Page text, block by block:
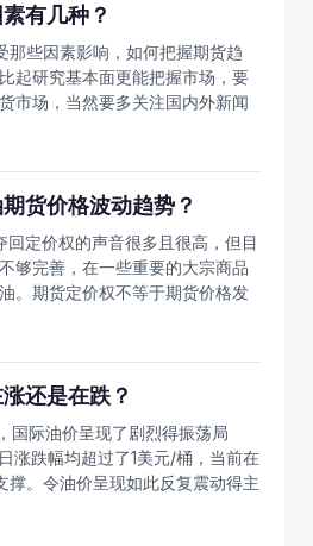
空几种因素有机综合的产物，要
含的风险和收益是一个可能性，
止损的原因。四、期货价格变动
容易辨别和把握。中期变动主要
决定的多空优势与劣势及市场上
因素稳定一些。短期趋势主要取
有几种？
那些因素影响，如何把握期货趋
起研究基本面更能把握市场，要
市场，当然要多关注国内外新闻
脱离基本面，但同时也要兼顾其
上的局限性，面对同样的原油期
都不同。要学会放弃，错过一次
有追高嫌疑，那你就耐心的等待
过机会，就陷入频繁交易的误
资方法，完善自己的期货交易系
括一些关键因素，这些影响因素
货价格波动趋势？
回定价权的声音很多且很高，但目
够完善，在一些重要的大宗商品
。期货定价权不等于期货价格发
资源配置，引发资金流自觉地向
球的能源定价权是什么？国际原
致经历了三个历史阶段。第一阶
阶段就是期货定价阶段。全球原
国家和原油期货价格的影响。要明
义，价格发现通俗地讲是预测某
一定时期内的价格各波动区间。
还是在跌？
国际油价呈现了剧烈得振荡局
涨跌幅均超过了1美元/桶，当前在
。令油价呈现如此反复震动得主
令今年后半年国际油价得下滑风